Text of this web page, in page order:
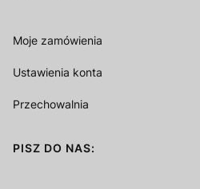
Moje zamówienia
Ustawienia konta
Przechowalnia
PISZ DO NAS: